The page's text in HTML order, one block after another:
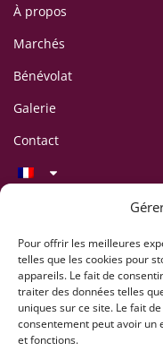
Pour offrir les meilleures
telles que les cookies pour
appareils. Le fait de
traiter des données telles
uniques sur ce site. Le fait
consentement peut avoir
et fonctions.
À propos
Marchés
Bénévolat
Galerie
Contact
C/O Association
CP 395
1001 Lausanne
+41 78 824 54 94
contact@lausaff.org